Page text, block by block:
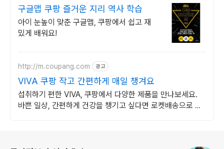
구글맵 쿠팡 즐거운 지리 역사 학습
아이 눈높이 맞춘 구글맵, 쿠팡에서 쉽고 재
밌게 배워요!
http://m.coupang.com 광고
VIVA 쿠팡 작고 간편하게 매일 챙겨요
섭취하기 편한 VIVA, 쿠팡에서 다양한 제품을 만나보세요.
바쁜 일상, 간편하게 건강을 챙기고 싶다면 로켓배송으로 받